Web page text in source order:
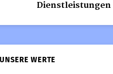
Dienstleistungen
UNSERE WERTE